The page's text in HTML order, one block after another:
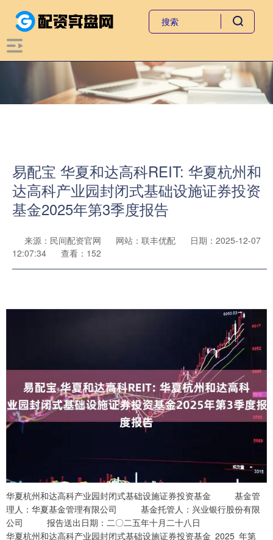
易配宝 华夏和达高科REIT: 华夏杭州和
达高科产业园封闭式基础设施证券投资
基金2025年第3季度报告
来源：民间配资官网 网站：联丰优配
日期：2025-12-07
12:07:34
查看：152
华夏杭州和达高科产业园封闭式基础设施证券投资基金 基金管理人：华夏基金管理有限公司 基金托管人：兴业银行股份有限公司 报告送出日期：二〇二五年十月二十八日 华夏杭州和达高科产业园封闭式基础设施证券投资基金 2025 年第 3 季度报告 §1 重要提示 基金管理人的董事会及董事保证本报告所载资料不存在虚假记载、误导性陈述或重大遗 漏，并对其内容的真实性、准确性和完整性承担个别及连带责任。 基金托管人兴业银行股份有限公司根据本基金合同规定，于 2025 年 10 月 24 日复核了 本报告中的财务指标、收益分配情况和投资组合报告等内容，保证复核内容不存在虚假记载、 误导性陈述或者重大遗漏。 运营管理机构已对季度报告中的相关披露事项进行确认，不存在异议。 基金管理人承诺以诚实信用、勤勉尽责的原则管理和运用基金资产，但不保证基金一定 盈利。 基金的过往业绩并不代表其未来表现。投资有风险，投资者在做出投资决策前应仔细阅 读本基金的招募说明书及其更新。 本报告中财务资料未经审计。 本报告期自 2025 年 7 月 1 日起至 9 月 30 日止。 华夏杭州和达高科产业园封闭式基础设施证券投资基金 2025 年第 3 季度报告 §2 基金产品概况 基金名称 华夏杭州和达高科产业园封闭式基础设施证券投资基金 基金简称 华夏杭州和达高科产园 REIT 场内简称 华夏和达高科 REIT 基金主代码 180103 交易代码 180103 契约型封闭式。本基金存续期限为自基金合同生效之日起 42 年。 本基金存续期限届满后，可由基金份额持有人大会决议通过延期方 基金运作方式 案，本基金可延长存续期限。否则，本基金将终止运作并清算，无 需召开基金份额持有人大会。 基金合同生效日 2022 年 12 月 16 日 基金管理人 华夏基金管理有限公司 基金托管人 兴业银行股份有限公司 报告期末基金份额总额 500,000,000.00 份 基金合同存续期 42 年 基金份额上市的证券交易所 深圳证券交易所 上市日期 2022 年 12 月 27 日 在严格控制风险的前提下，本基金通过基础设施资产支持证券持有 基础设施项目公司全部股权，通过资产支持证券和项目公司等载体 投资目标 取得基础设施项目完全所有权或经营权利。本基金通过积极主动运 营管理基础设施项目，力求实现基础设施项目现金流长期稳健增 长。 本基金 80%以上基金资产投资于基础设施资产支持证券，并持有其 投资策略 全部份额，从而取得基础设施项目完全所有权或经营权利；剩余基 金资产将投资于固定收益品种投资。 本基金暂不设立业绩比较基准。 如果相关法律法规发生变化，基金管理人可以根据本基金的投资范 围和投资策略，确定基金的比较基准或其权重构成。业绩比较基准 业绩比较基准 的确定或变更需经基金管理人与基金托管人协商一致报中国证监 会备案后及时公告，并在更新的招募说明书中列示，无需召开基金 份额持有人大会。 本基金与股票型基金、混合型基金和债券型基金等有不同的风险收 益特征，本基金的预期风险和收益高于债券型基金和货币市场基 风险收益特征 金，低于股票型基金。本基金需承担投资基础设施项目因投资环境、 投资标的以及市场制度等差异带来的特有风险。 基金收益分配政策 本基金的收益分配政策为：(1)每一基金份额享有同等分配权；(2) 本基金收益以现金形式分配；(3)本基金应当将不低于合并后年度 可供分配金额的 90%以现金形式分配给投资者。本基金的收益分配 在符合分配条件的情况下每年不得少于 1 次。 资产支持证券管理人 中信证券股份有限公司 运营管理机构 杭州和达高科技发展集团有限公司（统筹机构）、杭州生物医药国 华夏杭州和达高科产业园封闭式基础设施证券投资基金 2025 年第 3 季度报告 家高技术产业基地投资管理有限公司（和达药谷一期项目实施机 构）、杭州和达新智园区管理有限公司（孵化器项目实施机构） 资产项目名称：和达药谷一期项目 资产项目公司名称 和达药谷一期（杭州）园区运营管理有限公司 资产项目类型 产业园区 资产项目主要经营模式 依托于杭州钱塘区内部的产业聚集，以产业招商为内核，以自有 物业为载体，向租户提供办公、科研空间并获取租金收益。 资产项目地理位置 浙江省杭州市钱塘区下沙街道福城路 291 号 资产项目名称：孵化器项目 资产项目公司名称 杭州市高科技企业孵化器有限公司 资产项目类型 产业园区 资产项目主要经营模式 依托于杭州钱塘区内部的产业聚集，以产业招商为内核，以自有 物业为载体，向租户提供办公、科研空间并获取租金收益。 资产项目地理位置 浙江省杭州市钱塘区白杨街道 6 号大街 452 号 无。 项目 基金管理人 运营管理机构 运营管理机构 运营管理机构 杭州生物医药国家 华夏基金管理有限 杭州和达高科技发 杭州和达新智园区管 名称 高技术产业基地投 公司 展集团有限公司 理有限公司 资管理有限公司 姓名 李彬 蒋桂萍 / / 信息披 职务 督察长 董事长兼总经理 / / 露事务 联系电话： 联系 400-818-6666；邮箱： 负责人 0571-56056895 / / 方式 service@ChinaAMC. com 浙江省杭州市钱塘 浙江省下沙街道福 北京市顺义区安庆新区白杨街道6号大 浙江省杭州市 8 号大 注册地址 城路 291 号和达药谷 大街甲 3 号院 街452号2幢A2416号 街1号4幢 中心 1-427 房 浙江省杭州市钱塘 浙江省杭州市钱塘 浙江省杭州市钱塘区 北京市朝阳区北辰 新区白杨街道6号大 区杭州医药港小镇 白杨街道 2 号大街 办公地址 西路 6 号院北辰中心 街452号2幢A2416号 加速器三期 9 号楼 1 501 号海聚中心 1 号 C座5层 房 楼 楼 26 楼 邮政编码 100101 310018 310018 310018 法定代表人 邹迎光 蒋桂萍 许伶俐 刘志好 资产支持证券管 资产支持证券托 项目 基金托管人 原始权益人 原始权益人 理人 管人 杭州和达高科技 兴业银行股份有 中信证券股份有 兴业银行股份有 杭州万海投资管 名称 发展集团有限公 限公司 限公司 限公司 理有限公司 司 华夏杭州和达高科产业园封闭式基础设施证券投资基金 2025 年第 3 季度报告 浙江省杭州经济 福建省福州市台 广东省深圳市福 福建省福州市台 浙江省杭州市钱 技术开发区下沙 江区江滨中大道 田区中心三路 8 江区江滨中大道 塘新区白杨街道 注册地址 街道幸福南路 大厦 （二期）北座 大厦 幢A2416号房 浙江省杭州经济 浙江省杭州市钱 上海市浦东新区 北京市朝阳区亮 上海市浦东新区 技术开发区下沙 塘新区白杨街道 办公地址 银城路 167 号 4 马桥路 48 号中 银城路 167 号 4 街道幸福南路 楼 信证券大厦 楼 1116 号和茂大厦 幢A2416号房 邮政编码 200120 100026 200120 310018 310018 法定代表人 吕家进 张佑君 吕家进 蒋桂萍 徐雷 §3 主要财务指标和基金运作情况 单位：人民币元 报告期 主要财务指标 （2025 年 7 月 1 日-2025 年 9 月 30 日） 注：①本表中的“本期收入”、“本期净利润”、“本期经营活动产生的现金流量净 额”均指合并报表层面的数据。 ②本期收入指基金合并利润表中的本期营业收入、利息收入、投资收益、资产处置收 益、营业外收入、其他收入以及公允价值变动收益的总和。 ③本期现金流分派率指报告期可供分配金额/报告期末市值。 ④年化现金流分派率指截至报告期末本年累计可供分配金额/报告期末市值/年初至报 告期末实际天数×本年总天数。 无。 单位：人民币元 期间 可供分配金额 单位可供分配金额 备注 本期 13,483,311.19 0.0270 - 本年累计 40,409,916.65 0.0808 - 华夏杭州和达高科产业园封闭式基础设施证券投资基金 2025 年第 3 季度报告 单位：人民币元 期间 实际分配金额 单位实际分配金额 备注 本期 - - - 本年累计 27,619,912.62 0.0552 - 单位：人民币元 项目 金额 备注 本期合并净利润 515,108.34 - 本期折旧和摊销 11,709,620.81 - 本期利息支出 1,154,375.11 - 本期所得税费用 - - 本期息税折旧及摊销前利润 13,379,104.26 - 调增项 大资本性支出（如固定资产正常更 新、大修、改造等）、未来合理期 1,798,600.58 - 间内需要偿付的经营性负债、运营 费用等 调减项 -11,077.00 - 支出 本期可供分配金额 13,483,311.19 - 注：未来合理相关支出预留，包括重大资本性支出（如固定资产正常更新、大修、改造 等）、未来合理期间内需要偿付的经营性负债、运营费用、本期基金管理人的管理费、资产 支持证券管理人的管理费、托管费、运营管理机构服务报酬、待缴纳的税金等变动的金额。 针对合理相关支出预留，根据相应协议付款约定及实际发生情况进行使用。 此外，上述可供分配金额并不代表最终实际分配的金额。由于收入和费用并非在一年内 平均发生，所以投资者不能按照本期占全年的时长比例来简单判断本基金全年的可供分配金 额。 无。 无。 依据本基金基金合同、招募说明书、资产支持专项计划标准条款、运营管理服务协议等 华夏杭州和达高科产业园封闭式基础设施证券投资基金 2025 年第 3 季度报告 相关法律文件，本报告期内计提基金管理人管理费 640,131.40 元，资产支持证券管理人管理 费 160,033.08 元，基金托管人托管费 33,339.88 元，运营管理机构基础服务报酬 3,259,973.40 元和浮动服务报酬-585,668.14 元。本报告期本期净利润及可供分配金额均已扣减上述费用。 §4 资产项目基本情况 本基金持有 2 个产业园区项目，分别为和达药谷一期项目及孵化器项目。报告期内，2 个资产项目运营情况良好，无安全生产事故，运营管理机构未发生变动。 和达药谷一期项目研发办公及配套商业部分于 2017 年开始运营。报告期内，未发现直 接竞争项目入市，运营基本稳定。某租户（租赁面积为 2,683.35 平方米，占和达药谷一期项 目研发办公及配套商业部分可供出租面积约 3.72%）之前存在违约欠款行为，报告期内该租 户已经缴清所有欠款并与项目公司达成协议继续租赁该房屋。 和达药谷一期项目配套公寓部分于 2017 年开始运营。报告期内，未发现直接竞争项目 入市，运营基本稳定。 孵化器项目一期于 2007 年开始运营，二期于 2012 年开始运营。报告期内，未发现直接 竞争项目入市，孵化器项目所在大创小镇核心区内供求情况未发生变化。孵化器项目原先非 常零散的小空置面积正在逐步归整为整层空置面积，从而使得待租赁房屋房型更好，得房率 更高，更有利于针对 500-1,000 平方米租户的招商。同时运营管理机构已经通过引入专业合 作方的方式针对潜在租户的需求提供定制装修以塑造差异化招商优势。孵化器项目依然处于 阶段性筑底态势，出租率仍需不断巩固。 上年同期 本期（2025 （2024 年 7 年7月1日 月 1 日